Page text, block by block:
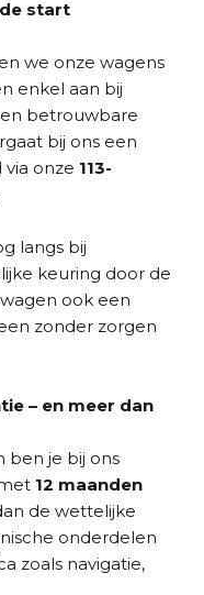
start
we onze wagens
enkel aan bij
betrouwbare
bij ons een
onze 113-
langs bij
keuring door de
ook een
zonder zorgen
– en meer dan
ben je bij ons
12 maanden
de wettelijke
onderdelen
zoals navigatie,